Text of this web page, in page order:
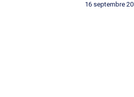
16 septembre